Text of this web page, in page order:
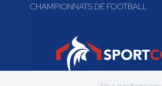
COMPÉTITIONS
CHAMPIONNATS DE FOOTBALL